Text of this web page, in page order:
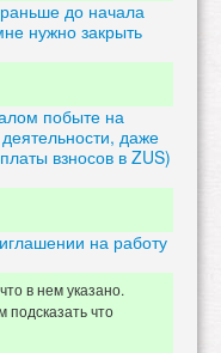
до начала
нужно закрыть
побыте на
даже
взносов в ZUS)
на работу
в нем указано.
что